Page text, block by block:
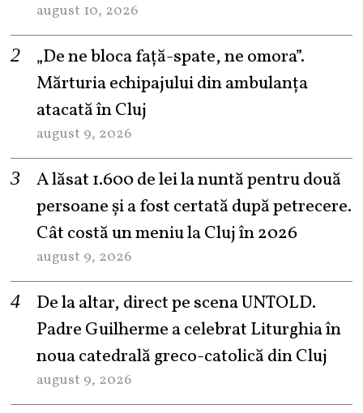
august 10, 2026
„De ne bloca față-spate, ne omora”.
Mărturia echipajului din ambulanța
atacată în Cluj
august 9, 2026
A lăsat 1.600 de lei la nuntă pentru două
persoane și a fost certată după petrecere.
Cât costă un meniu la Cluj în 2026
august 9, 2026
De la altar, direct pe scena UNTOLD.
Padre Guilherme a celebrat Liturghia în
noua catedrală greco-catolică din Cluj
august 9, 2026